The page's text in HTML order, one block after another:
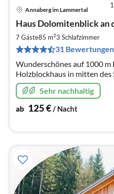
Annaberg im Lammertal
Haus Dolomitenblick an
7 Gäste85 m23 Schlafzimmer
31 Bewertungen
Wunderschönes auf 1000 m
Holzblockhaus in mitten des
mit 3 Schlafzimmern und 2
Panoramablick durch
Sehr nachhaltig
ab 125€/ Nacht